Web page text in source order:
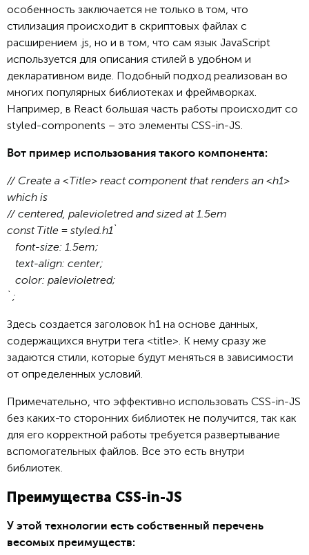
особенность заключается не только в том, что
стилизация происходит в скриптовых файлах с
расширением .js, но и в том, что сам язык JavaScript
используется для описания стилей в удобном и
декларативном виде. Подобный подход реализован во
многих популярных библиотеках и фреймворках.
Например, в React большая часть работы происходит со
styled-components – это элементы CSS-in-JS.
Вот пример использования такого компонента:
// Create a <Title> react component that renders an <h1>
which is
// centered, palevioletred and sized at 1.5em
const Title = styled.h1`
font-size: 1.5em;
text-align: center;
color: palevioletred;
`;
Здесь создается заголовок h1 на основе данных,
содержащихся внутри тега <title>. К нему сразу же
задаются стили, которые будут меняться в зависимости
от определенных условий.
Примечательно, что эффективно использовать CSS-in-JS
без каких-то сторонних библиотек не получится, так как
для его корректной работы требуется развертывание
вспомогательных файлов. Все это есть внутри
библиотек.
Преимущества CSS-in-JS
У этой технологии есть собственный перечень
весомых преимуществ: